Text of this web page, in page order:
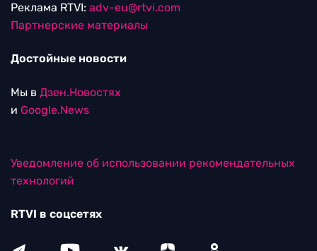
Реклама RTVI: adv-eu@rtvi.com
Партнерские материалы
Достойные новости
Мы в Дзен.Новостях
и Google.News
Уведомление об использовании рекомендательных
технологий
RTVI в соцсетях